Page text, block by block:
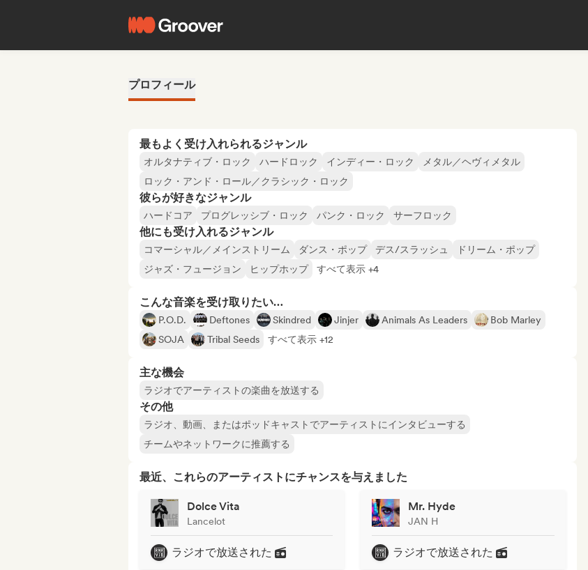
プロフィール
最もよく受け入れられるジャンル
オルタナティブ・ロック ハードロック インディー・ロック
メタル／ヘヴィメタル
ロック・アンド・ロール／クラシック・ロック
彼らが好きなジャンル
ハードコア プログレッシブ・ロック パンク・ロック サーフロック
他にも受け入れるジャンル
コマーシャル／メインストリーム ダンス・ポップ デス/スラッシュ
ドリーム・ポップ
ジャズ・フュージョン
ヒップホップ すべて表示 +4
こんな音楽を受け取りたい…
P.O.D. Deftones Skindred Jinjer Animals As Leaders
Bob Marley
SOJA
Tribal Seeds すべて表示 +12
主な機会
ラジオでアーティストの楽曲を放送する
その他
ラジオ、動画、またはポッドキャストでアーティストにインタビューする
チームやネットワークに推薦する
最近、これらのアーティストにチャンスを与えました
Dolce Vita
Lancelot
ラジオで放送された
Mr. Hyde
JAN H
ラジオで放送された